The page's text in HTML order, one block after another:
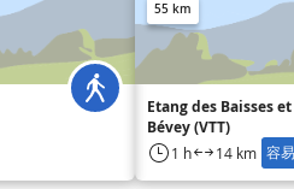
55 km
Etang des Baisses
Bévey (VTT)
1 h 14 km 容易